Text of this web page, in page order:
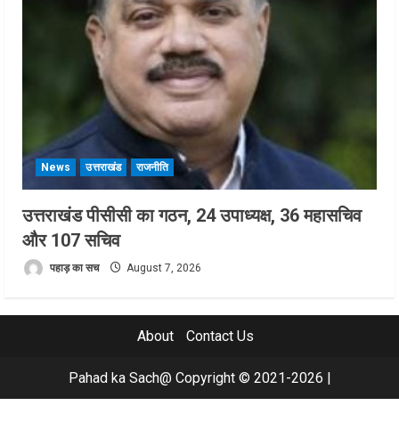
News उत्तराखंड राजनीति
उत्तराखंड पीसीसी का गठन, 24 उपाध्यक्ष, 36 महासचिव
और 107 सचिव
पहाड़ का सच August 7, 2026
About Contact Us
Pahad ka Sach@ Copyright © 2021-2026